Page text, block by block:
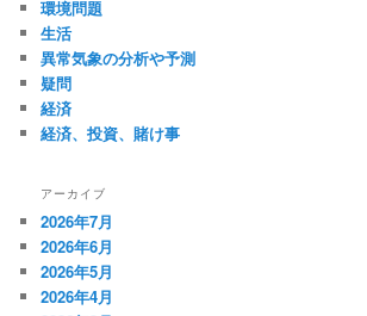
環境問題
生活
異常気象の分析や予測
疑問
経済
経済、投資、賭け事
アーカイブ
2026年7月
2026年6月
2026年5月
2026年4月